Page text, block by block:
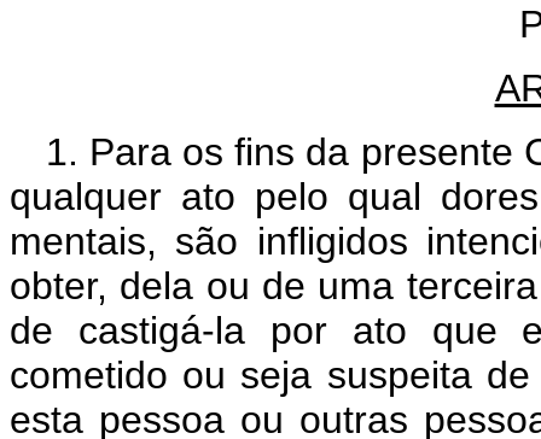
1. Para os fins da presente
qualquer ato pelo qual
mentais, são infligidos
obter, dela ou de uma
de castigá-la por ato que
cometido ou seja suspeita
esta pessoa ou outras